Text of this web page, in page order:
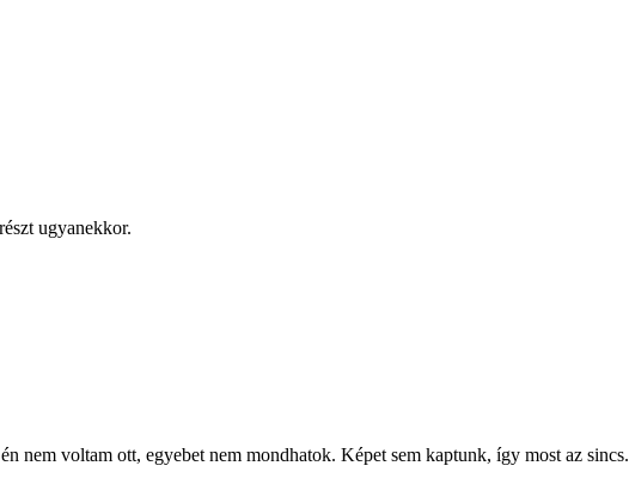
ugyanekkor.
nem voltam ott, egyebet nem mondhatok. Képet sem kaptunk, így most az sincs.